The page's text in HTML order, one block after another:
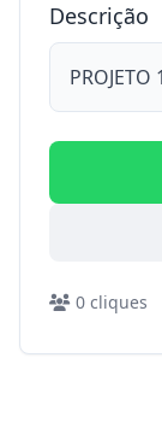
Descrição
PROJETO
0 cliques